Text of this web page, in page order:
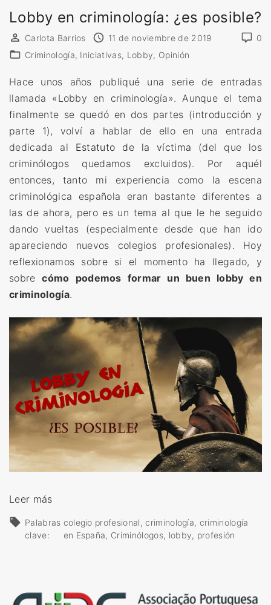
a
c
r
i
i
n
l
o
g
í
a
e
n
s
ñ
a
»
Lobby en criminología: ¿es posible?
0
Carlota Barrios
11 de noviembre de 2019
Criminología Iniciativas Lobby Opinión
Hace unos años publiqué una serie de entradas
llamada «Lobby en criminología». Aunque el tema
finalmente se quedó en dos partes (introducción y
parte 1), volví a hablar de ello en una entrada
dedicada al Estatuto de la víctima (del que los
criminólogos quedamos excluidos). Por aquél
entonces, tanto mi experiencia como la escena
criminológica española eran bastante diferentes a
las de ahora, pero es un tema al que le he seguido
dando vueltas (especialmente desde que han ido
apareciendo nuevos colegios profesionales). Hoy
reflexionamos sobre si el momento ha llegado, y
sobrecómo podemos formar un buen lobby en
criminología.
Leer más«
e
Palabras
clave:
colegio profesional criminología criminología
en España
Criminólogos lobby profesión